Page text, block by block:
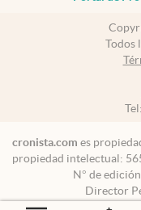
Todos
Tel:
cronista.com es
propiedad intelectual:
N° de
Director